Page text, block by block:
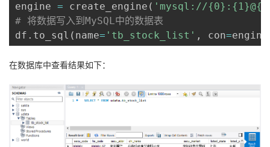
engine = create_engine ( 'mysql://
# 将数据写入到MySQL中的数据表
df . to_sql ( name= 'tb_stock_list' , con=engine
在数据库中查看结果如下：